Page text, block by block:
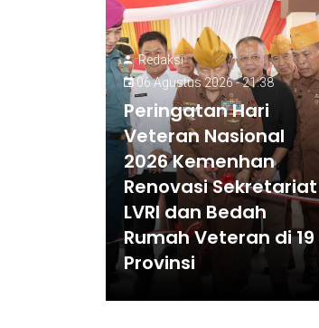
Redaksi
06 Agustus 2026 - 21:38
Peringatan Hari
Veteran Nasional
2026 Kemenhan
Renovasi Sekretariat
LVRI dan Bedah
Rumah Veteran di 19
Provinsi